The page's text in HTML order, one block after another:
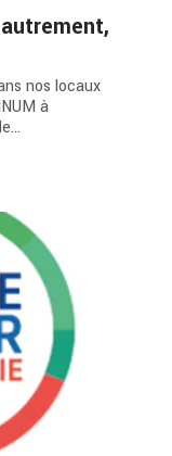
nos locaux
à